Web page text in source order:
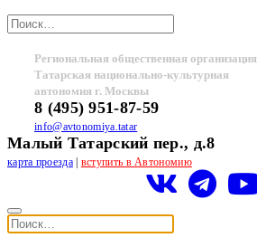
Региональная общественная организация
Татарская национально-культурная
автономия г. Москвы
8 (495) 951-87-59
info@avtonomiya.tatar
Малый Татарский пер., д.8
карта проезда| вступить в Автономию